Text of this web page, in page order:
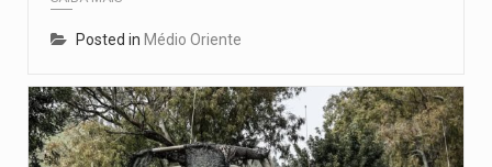
Posted in Médio Oriente